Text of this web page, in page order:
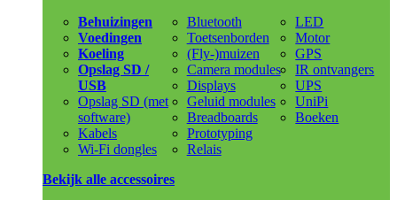
Behuizingen
Voedingen
Koeling
Opslag SD /
USB
Opslag SD (met
software)
Kabels
Wi-Fi dongles
Bluetooth
Toetsenborden
(Fly-)muizen
Camera modules
Displays
Geluid modules
Breadboards
Prototyping
Relais
LED
Motor
GPS
IR ontvangers
UPS
UniPi
Boeken
Bekijk alle accessoires